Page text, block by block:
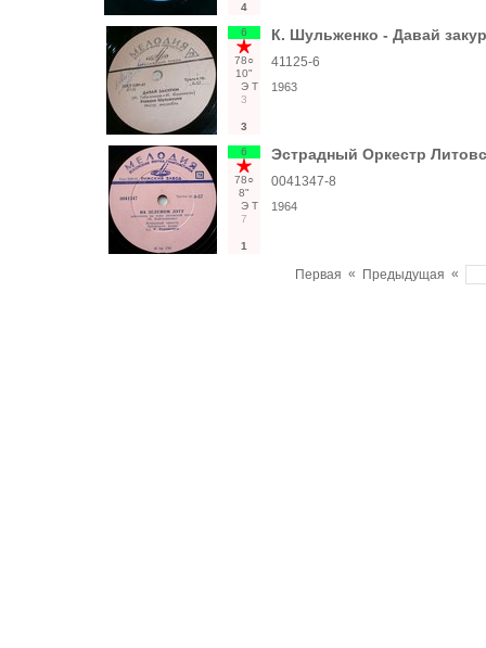
4
6
78○
10"
Э Т
3
3
К. Шульженко - Давай
41125-6
1963
6
78○
8"
Э Т
7
1
Эстрадный Оркестр
0041347-8
1964
Первая « Предыдущая «